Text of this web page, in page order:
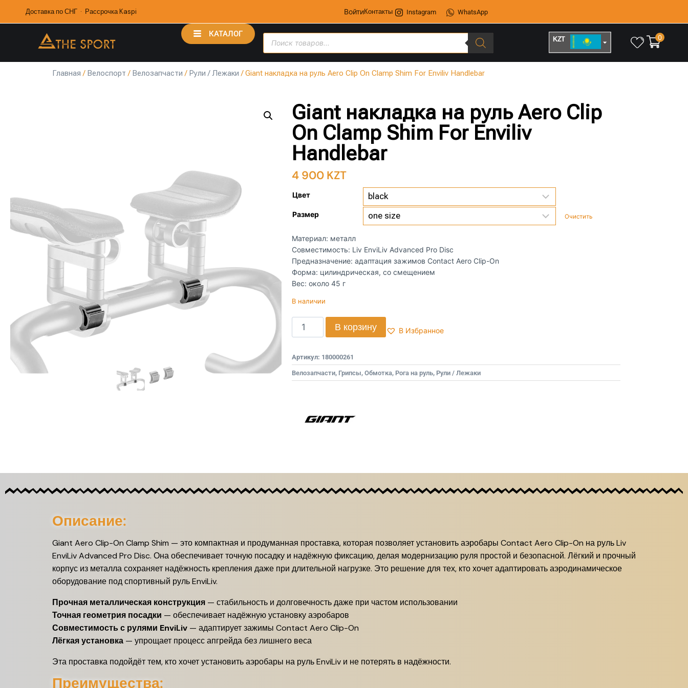
Доставка по СНГ · Рассрочка Kaspi ВойтиКонтакты Instagram WhatsApp
КАТАЛОГ
KZT 0
Главная / Велоспорт / Велозапчасти / Рули / Лежаки / Giant накладка на руль Aero Clip On Clamp Shim For Enviliv Handlebar
Giant накладка на руль Aero Clip
On Clamp Shim For Enviliv
Handlebar
4 900 KZT
Цвет
Размер Очистить
Материал: металл
Совместимость: Liv EnviLiv Advanced Pro Disc
Предназначение: адаптация зажимов Contact Aero Clip-On
Форма: цилиндрическая, со смещением
Вес: около 45 г
В наличии
В корзину В Избранное
Артикул: 180000261
Велозапчасти, Грипсы, Обмотка, Рога на руль, Рули / Лежаки
Описание:
Giant Aero Clip-On Clamp Shim — это компактная и продуманная проставка, которая позволяет установить аэробары Contact Aero Clip-On на руль Liv
EnviLiv Advanced Pro Disc. Она обеспечивает точную посадку и надёжную фиксацию, делая модернизацию руля простой и безопасной. Лёгкий и прочный
корпус из металла сохраняет надёжность крепления даже при длительной нагрузке. Это решение для тех, кто хочет адаптировать аэродинамическое
оборудование под спортивный руль EnviLiv.
Прочная металлическая конструкция — стабильность и долговечность даже при частом использовании
Точная геометрия посадки — обеспечивает надёжную установку аэробаров
Совместимость с рулями EnviLiv — адаптирует зажимы Contact Aero Clip-On
Лёгкая установка — упрощает процесс апгрейда без лишнего веса
Эта проставка подойдёт тем, кто хочет установить аэробары на руль EnviLiv и не потерять в надёжности.
Преимущества: